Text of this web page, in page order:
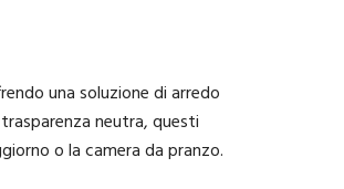
una soluzione di arredo
neutra, questi
o la camera da pranzo.